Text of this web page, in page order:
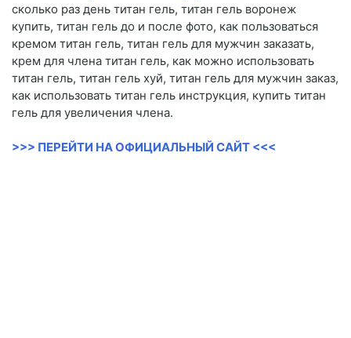
сколько раз день титан гель, титан гель воронеж
купить, титан гель до и после фото, как пользоваться
кремом титан гель, титан гель для мужчин заказать,
крем для члена титан гель, как можно использовать
титан гель, титан гель хуй, титан гель для мужчин заказ,
как использовать титан гель инструкция, купить титан
гель для увеличения члена.
>>> ПЕРЕЙТИ НА ОФИЦИАЛЬНЫЙ САЙТ <<<